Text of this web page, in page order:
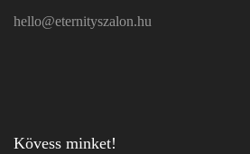
hello@eternityszalon.hu
Kövess minket!